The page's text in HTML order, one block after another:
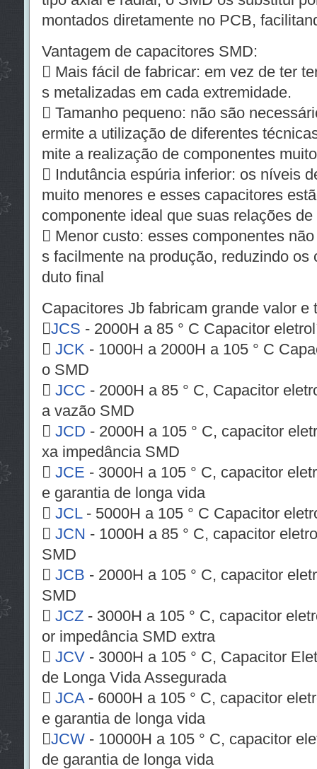
montados diretamente no PCB,
Vantagem de capacitores SMD:
 Mais fácil de fabricar: em vez de ter
s metalizadas em cada extremidade.
 Tamanho pequeno: não são
ermite a utilização de diferentes
mite a realização de componentes
 Indutância espúria inferior: os níveis
muito menores e esses capacitores
componente ideal que suas relações de
 Menor custo: esses componentes
s facilmente na produção, reduzindo os
duto final
Capacitores Jb fabricam grande valor e
JCS - 2000H a 85 ° C Capacitor
 JCK - 1000H a 2000H a 105 ° C
o SMD
 JCC - 2000H a 85 ° C, Capacitor
a vazão SMD
 JCD - 2000H a 105 ° C, capacitor
xa impedância SMD
 JCE - 3000H a 105 ° C, capacitor
e garantia de longa vida
 JCL- 5000H a 105 ° C Capacitor
 JCN - 1000H a 85 ° C, capacitor
SMD
 JCB - 2000H a 105 ° C, capacitor
SMD
 JCZ- 3000H a 105 ° C, capacitor
or impedância SMD extra
 JCV- 3000H a 105 ° C, Capacitor
de Longa Vida Assegurada
 JCA- 6000H a 105 ° C, capacitor
e garantia de longa vida
JCW- 10000H a 105 ° C, capacitor
de garantia de longa vida